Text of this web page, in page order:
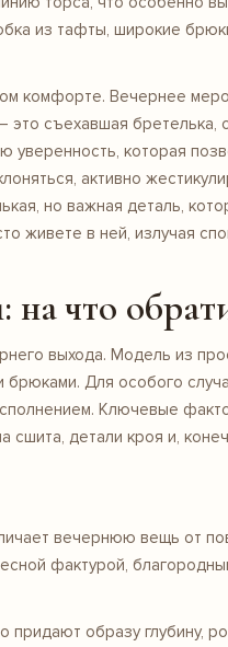
из тафты, широкие
комфорте. Вечернее
съехавшая бретелька,
уверенность, которая
активно
но важная деталь,
в ней, излучая
что
выхода. Модель из
Для особого
Ключевые
детали кроя и,
вечернюю вещь от
фактурой,
придают образу глубину,